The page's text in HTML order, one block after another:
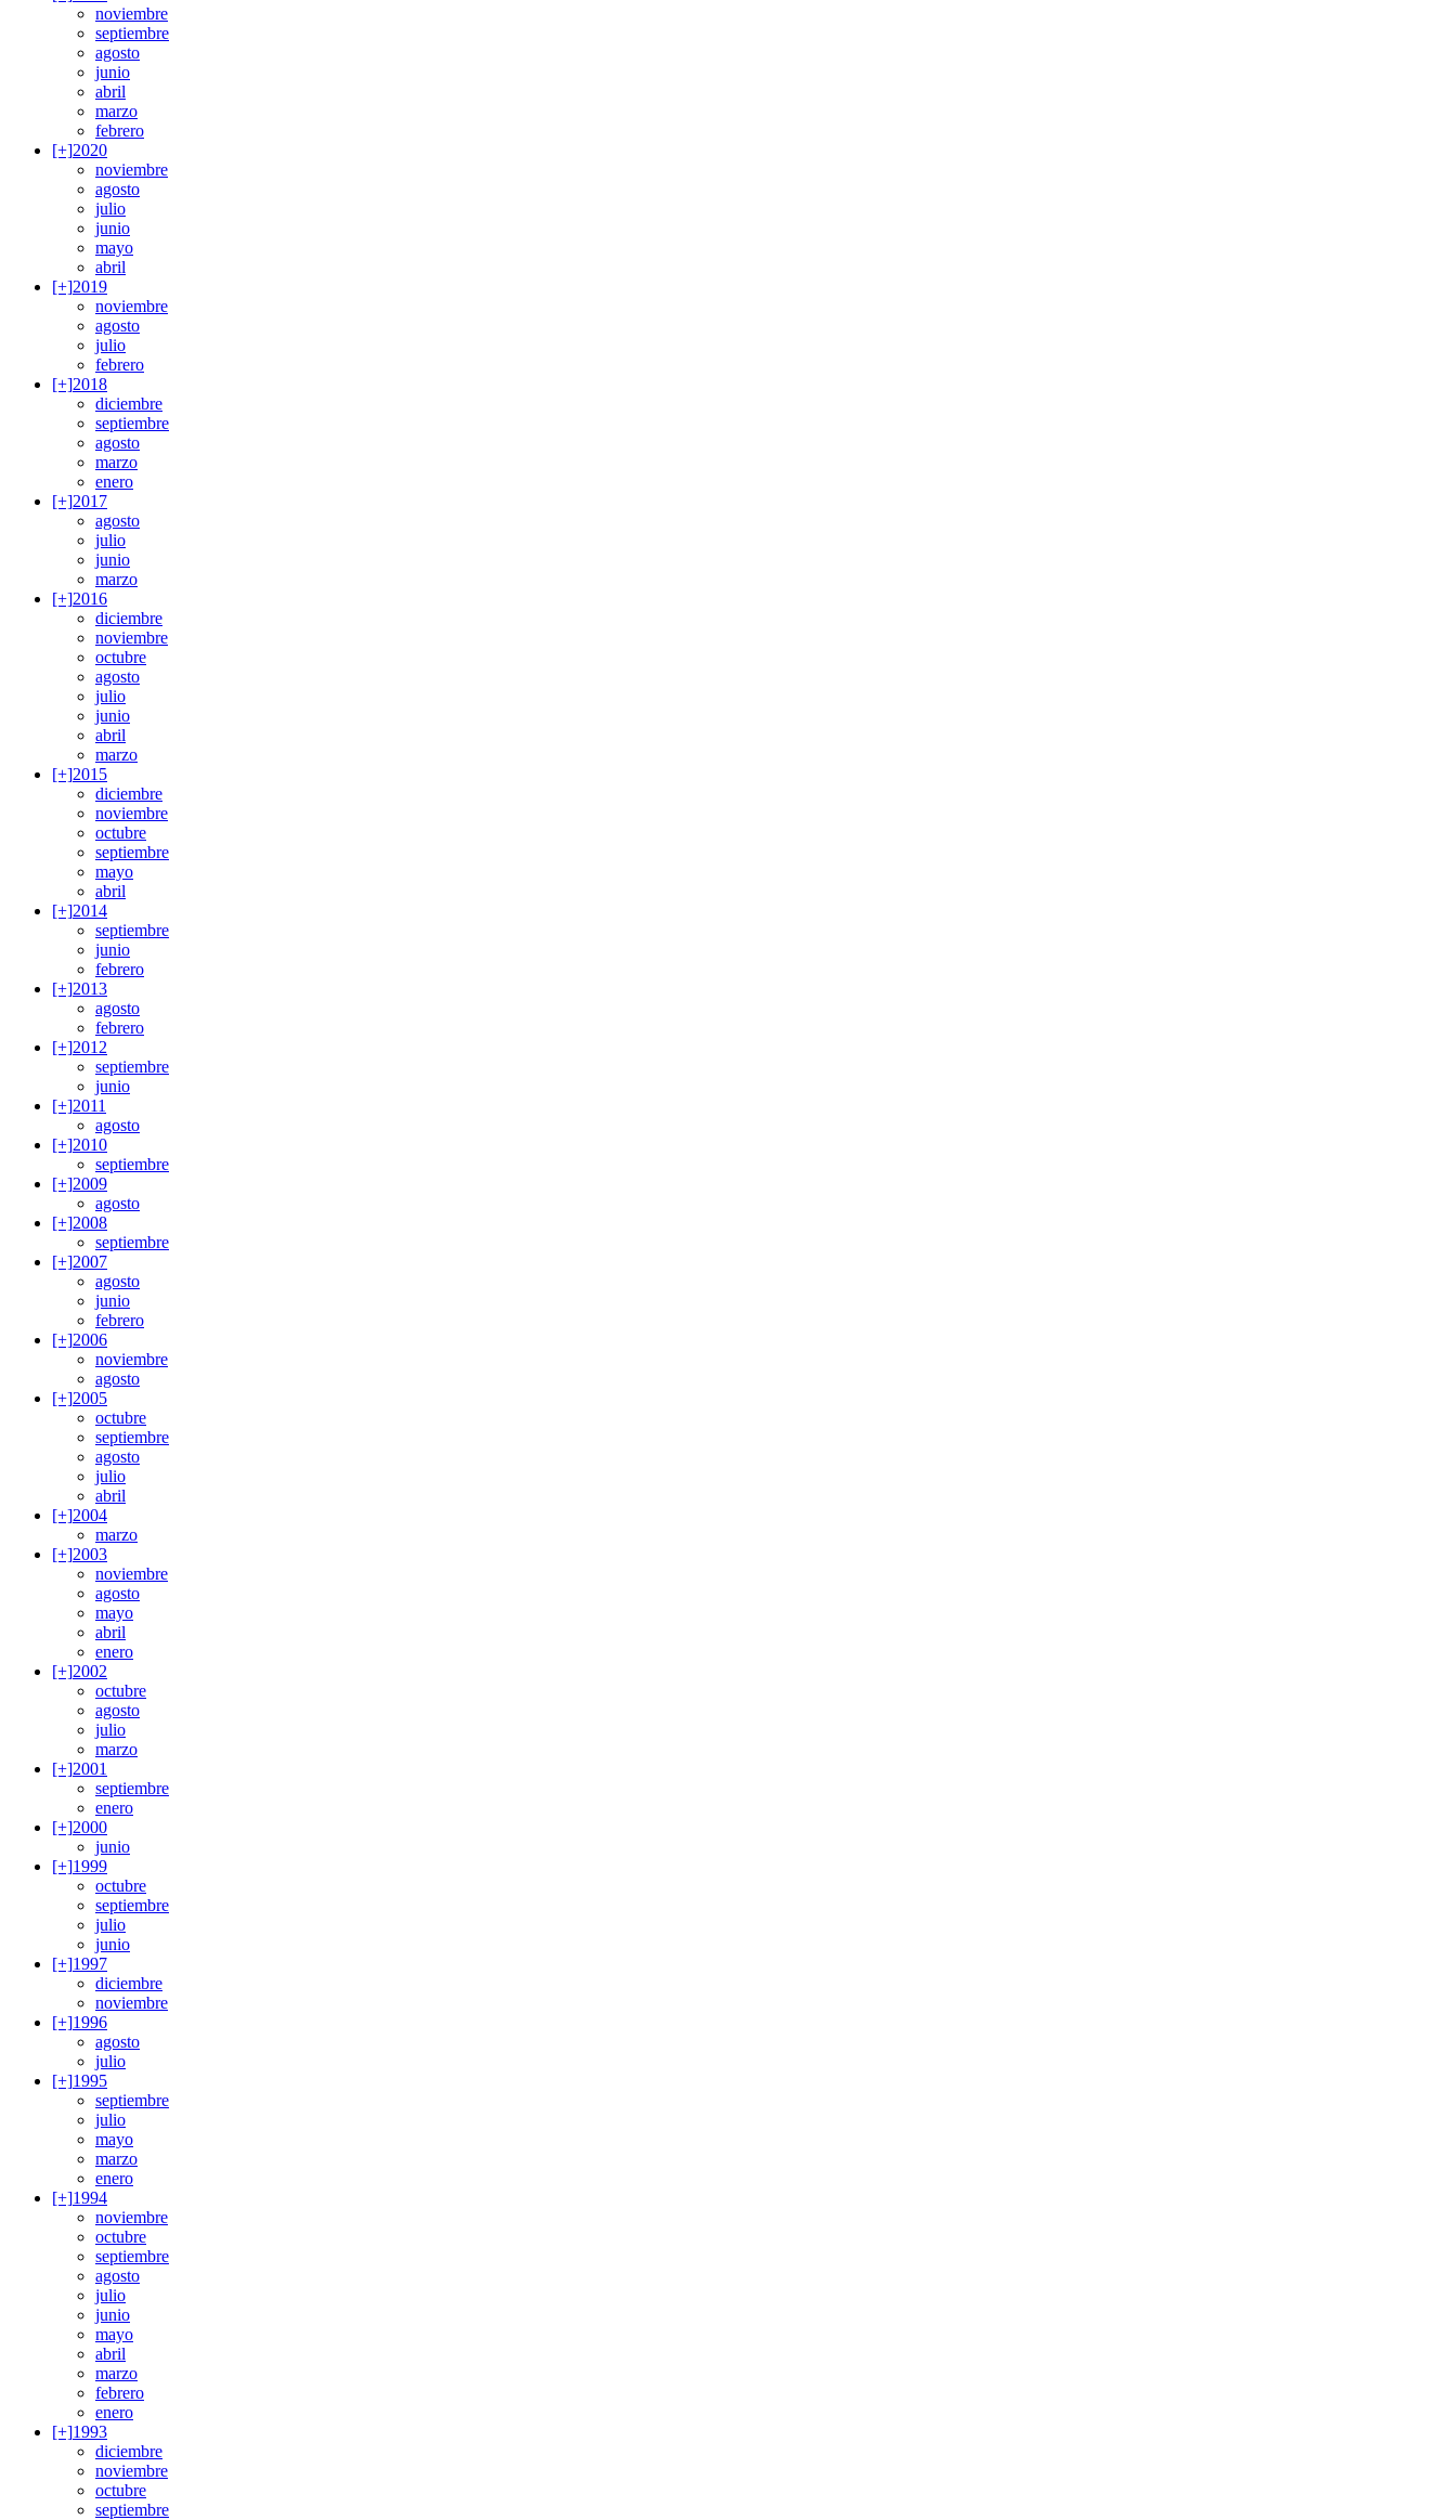
noviembre
septiembre
agosto
junio
abril
marzo
febrero
[+]2020
noviembre
agosto
julio
junio
mayo
abril
[+]2019
noviembre
agosto
julio
febrero
[+]2018
diciembre
septiembre
agosto
marzo
enero
[+]2017
agosto
julio
junio
marzo
[+]2016
diciembre
noviembre
octubre
agosto
julio
junio
abril
marzo
[+]2015
diciembre
noviembre
octubre
septiembre
mayo
abril
[+]2014
septiembre
junio
febrero
[+]2013
agosto
febrero
[+]2012
septiembre
junio
[+]2011
agosto
[+]2010
septiembre
[+]2009
agosto
[+]2008
septiembre
[+]2007
agosto
junio
febrero
[+]2006
noviembre
agosto
[+]2005
octubre
septiembre
agosto
julio
abril
[+]2004
marzo
[+]2003
noviembre
agosto
mayo
abril
enero
[+]2002
octubre
agosto
julio
marzo
[+]2001
septiembre
enero
[+]2000
junio
[+]1999
octubre
septiembre
julio
junio
[+]1997
diciembre
noviembre
[+]1996
agosto
julio
[+]1995
septiembre
julio
mayo
marzo
enero
[+]1994
noviembre
octubre
septiembre
agosto
julio
junio
mayo
abril
marzo
febrero
enero
[+]1993
diciembre
noviembre
octubre
septiembre